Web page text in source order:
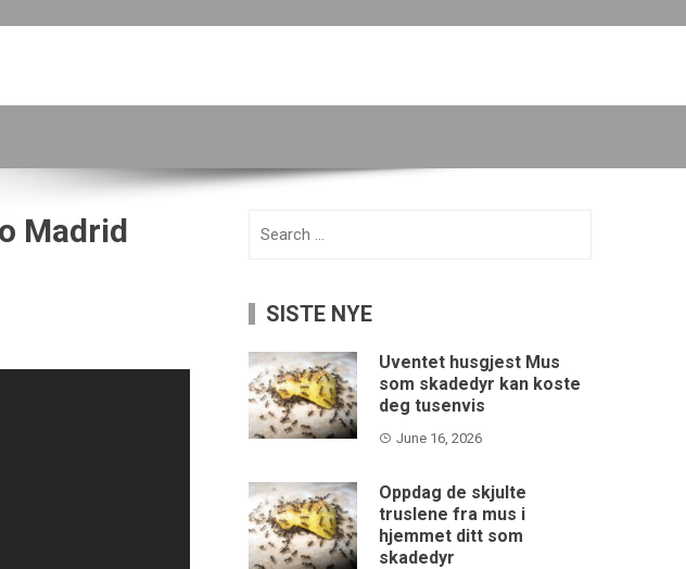
Madrid
SISTE NYE
Uventet husgjest Mus
som skadedyr kan koste
deg tusenvis
June 16, 2026
Oppdag de skjulte
truslene fra mus i
hjemmet ditt som
skadedyr